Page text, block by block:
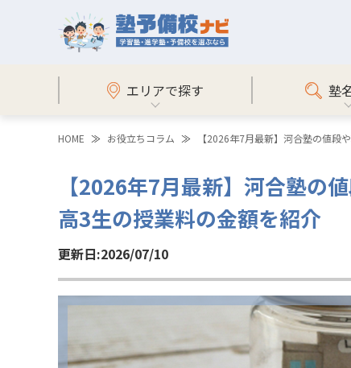
エリアで探す 塾
HOME お役立ちコラム 【2026年7月最新】河合塾の値段
【2026年7月最新】河合塾の
高3生の授業料の金額を紹介
更新日:2026/07/10